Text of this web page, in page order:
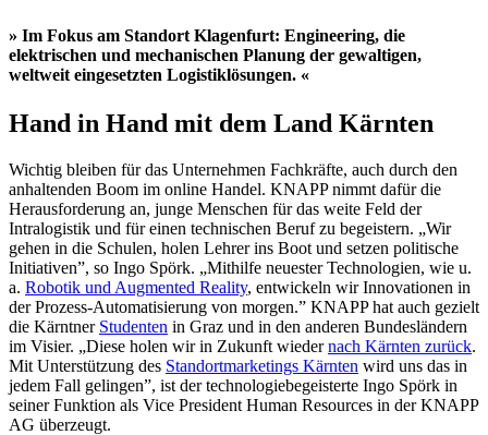
» Im Fokus am Standort Klagenfurt: Engineering, die
elektrischen und mechanischen Planung der gewaltigen,
weltweit eingesetzten Logistiklösungen. «
Hand in Hand mit dem Land Kärnten
Wichtig bleiben für das Unternehmen Fachkräfte, auch durch den
anhaltenden Boom im online Handel. KNAPP nimmt dafür die
Herausforderung an, junge Menschen für das weite Feld der
Intralogistik und für einen technischen Beruf zu begeistern. „Wir
gehen in die Schulen, holen Lehrer ins Boot und setzen politische
Initiativen”, so Ingo Spörk. „Mithilfe neuester Technologien, wie u.
a. Robotik und Augmented Reality, entwickeln wir Innovationen in
der Prozess-Automatisierung von morgen.” KNAPP hat auch gezielt
die Kärntner Studenten in Graz und in den anderen Bundesländern
im Visier. „Diese holen wir in Zukunft wiedernach Kärnten zurück.
Mit Unterstützung des Standortmarketings Kärnten wird uns das in
jedem Fall gelingen”, ist der technologiebegeisterte Ingo Spörk in
seiner Funktion als Vice President Human Resources in der KNAPP
AG überzeugt.